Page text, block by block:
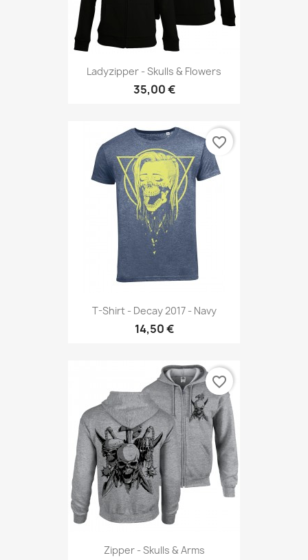
Ladyzipper - Skulls & Flowers
35,00 €
T-Shirt - Decay 2017 - Navy
14,50 €
favorite_border
Zipper - Skulls & Arms
favorite_border